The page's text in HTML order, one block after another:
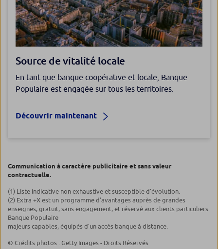
Source de vitalité locale
En tant que banque coopérative et locale, Banque
Populaire est engagée sur tous les territoires.
Découvrir maintenant
Communication à caractère publicitaire et sans valeur
contractuelle.
(1) Liste indicative non exhaustive et susceptible d’évolution.
(2) Extra +X est un programme d’avantages auprès de grandes
enseignes, gratuit, sans engagement, et réservé aux clients particuliers
Banque Populaire
majeurs capables, équipés d’un accès banque à distance.
© Crédits photos : Getty Images - Droits Réservés